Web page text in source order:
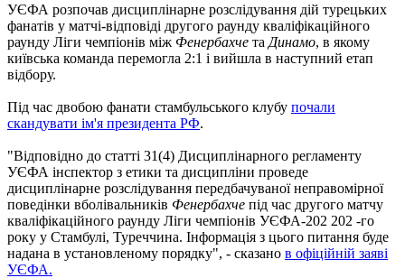
УЄФА розпочав дисциплінарне розслідування дій турецьких
фанатів у матчі-відповіді другого раунду кваліфікаційного
раунду Ліги чемпіонів між Фенербахче та Динамо, в якому
київська команда перемогла 2:1 і вийшла в наступний етап
відбору.
Під час двобою фанати стамбульського клубу почали
скандувати ім'я президента РФ.
"Відповідно до статті 31(4) Дисциплінарного регламенту
УЄФА інспектор з етики та дисципліни проведе
дисциплінарне розслідування передбачуваної неправомірної
поведінки вболівальників Фенербахче під час другого матчу
кваліфікаційного раунду Ліги чемпіонів УЄФА-202 202 -го
року у Стамбулі, Туреччина. Інформація з цього питання буде
надана в установленому порядку", - сказано в офіційній заяві
УЄФА.